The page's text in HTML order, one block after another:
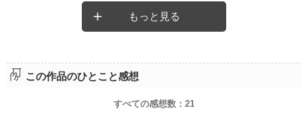
もっと見る
この作品のひとこと感想
すべての感想数： 21